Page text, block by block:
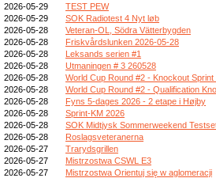
2026-05-29
TEST PEW
2026-05-29
SOK Radiotest 4 Nyt løb
2026-05-28
Veteran-OL, Södra Vätterbygden
2026-05-28
Friskvårdslunken 2026-05-28
2026-05-28
Leksands serien #1
2026-05-28
Utmaningen # 3 260528
2026-05-28
World Cup Round #2 - Knockout Sprint
2026-05-28
World Cup Round #2 - Qualification
2026-05-28
Fyns 5-dages 2026 - 2 etape i Højby
2026-05-28
Sprint-KM 2026
2026-05-28
SOK Midtjysk Sommerweekend
2026-05-28
Roslagsveteranerna
2026-05-27
Trarydsgrillen
2026-05-27
Mistrzostwa CSWL E3
2026-05-27
Mistrzostwa Orientuj się w aglomeracji